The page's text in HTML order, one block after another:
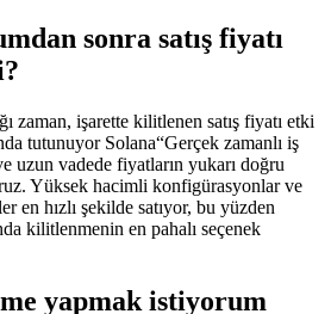
sonra satış fiyatı
zaman, işarette kilitlenen satış fiyatı etki
tutunuyor Solana“Gerçek zamanlı iş
uzun vadede fiyatların yukarı doğru
Yüksek hacimli konfigürasyonlar ve
en hızlı şekilde satıyor, bu yüzden
kilitlenmenin en pahalı seçenek
yapmak istiyorum